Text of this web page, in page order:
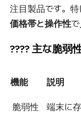
注目製品です。特
価格帯と操作性
???? 主な脆弱
機能 説明
脆弱性
端末に